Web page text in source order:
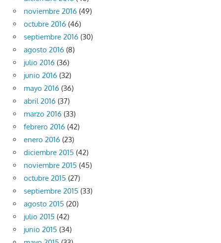
noviembre 2016 (49)
octubre 2016 (46)
septiembre 2016 (30)
agosto 2016 (8)
julio 2016 (36)
junio 2016 (32)
mayo 2016 (36)
abril 2016 (37)
marzo 2016 (33)
febrero 2016 (42)
enero 2016 (23)
diciembre 2015 (42)
noviembre 2015 (45)
octubre 2015 (27)
septiembre 2015 (33)
agosto 2015 (20)
julio 2015 (42)
junio 2015 (34)